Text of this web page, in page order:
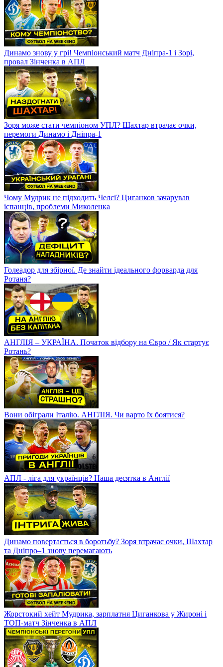
Динамо знову у грі! Чемпіонський матч Дніпра-1 і Зорі,
провал Зінченка в АПЛ
Зоря може стати чемпіоном УПЛ? Шахтар втрачає очки,
перемоги Динамо і Дніпра-1
Чому Мудрик не підходить Челсі? Циганков зачарував
іспанців, проблеми Миколенка
Голеадор для збірної. Де знайти ідеального форварда для
Ротаня?
АНГЛІЯ – УКРАЇНА. Початок відбору на Євро / Як стартує
Ротань?
Вони обіграли Італію. АНГЛІЯ. Чи варто їх боятися?
АПЛ - ліга для українців? Наша десятка в Англії
Динамо повертається в боротьбу? Зоря втрачає очки, Шахтар
та Дніпро–1 знову перемагають
Жорстокий хейт Мудрика, зарплатня Циганкова у Жироні і
ТОП-матч Зінченка в АПЛ